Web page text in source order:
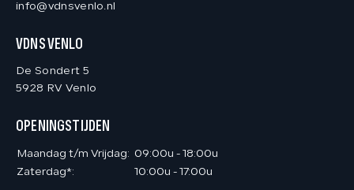
info@vdnsvenlo.nl
VDNS VENLO
De Sondert 5
5928 RV Venlo
OPENINGSTIJDEN
Maandag t/m Vrijdag: 09:00u - 18:00u
Zaterdag*:
10:00u - 17:00u